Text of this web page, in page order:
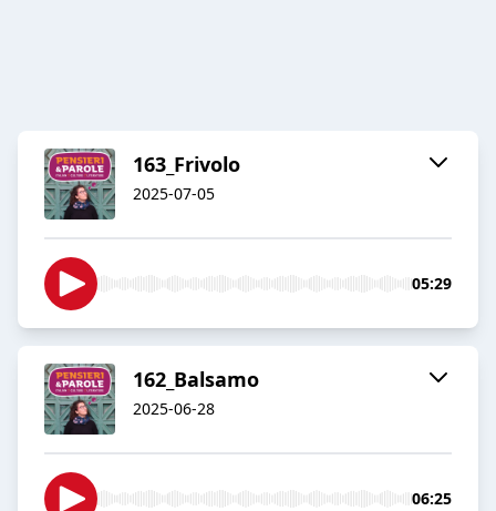
163_Frivolo
2025-07-05
05:29
162_Balsamo
2025-06-28
06:25